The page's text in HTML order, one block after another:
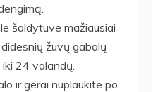
šaldytuve mažiausiai
žuvų gabalų
24 valandų.
ir gerai nuplaukite po